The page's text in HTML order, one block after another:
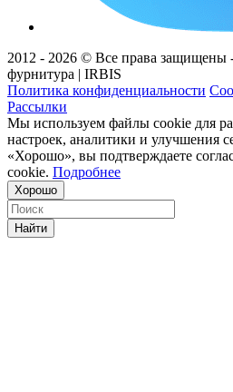
2012 - 2026 © Все права защищены
фурнитура | IRBIS
Политика конфиденциальности
Рассылки
Мы используем файлы cookie для
настроек, аналитики и улучшения
«Хорошо», вы подтверждаете
cookie. Подробнее
Хорошо
Найти